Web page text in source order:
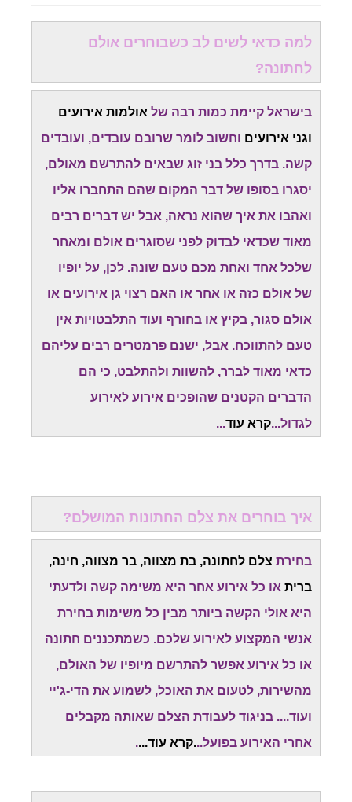
למה כדאי לשים לב כשבוחרים אולם
לחתונה?
בישראל קיימת כמות רבה של אולמות אירועים
וגני אירועים וחשוב לומר שרובם עובדים, ועובדים
קשה. בדרך כלל בני זוג שבאים להתרשם מאולם,
יסגרו בסופו של דבר המקום שהם התחברו אליו
ואהבו את איך שהוא נראה, אבל יש דברים רבים
מאוד שכדאי לבדוק לפני שסוגרים אולם ומאחר
שלכל אחד ואחת מכם טעם שונה. לכן, על יופיו
של אולם כזה או אחר או האם רצוי גן אירועים או
אולם סגור, בקיץ או בחורף ועוד התלבטויות אין
טעם להתווכח. אבל, ישנם פרמטרים רבים עליהם
כדאי מאוד לברר, להשוות ולהתלבט, כי הם
הדברים הקטנים שהופכים אירוע לאירוע
לגדול...קרא עוד...
איך בוחרים את צלם החתונות המושלם?
בחירת צלם לחתונה, בת מצווה, בר מצווה, חינה,
ברית או כל אירוע אחר היא משימה קשה ולדעתי
היא אולי הקשה ביותר מבין כל משימות בחירת
אנשי המקצוע לאירוע שלכם. כשמתכננים חתונה
או כל אירוע אפשר להתרשם מיופיו של האולם,
מהשירות, לטעום את האוכל, לשמוע את הדי-ג'יי
ועוד.... בניגוד לעבודת הצלם שאותה מקבלים
אחרי האירוע בפועל...קרא עוד...
.